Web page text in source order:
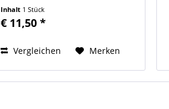
16mm2 feindrähtig mit
Aderendhülse Art des Zubehörs
EATON Typ BK25/3-PKZ0
Inhalt 1 Stück
€ 11,50 *
Vergleichen Merken